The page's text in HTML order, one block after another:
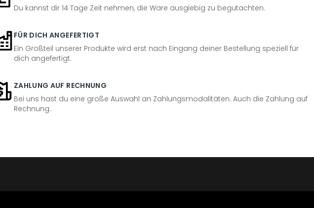
Du kannst dir 14 Tage Zeit nehmen, die Ware ausgiebig zu begutachten.
FÜR DICH ANGEFERTIGT
Ein Großteil unserer Produkte wird erst nach Eingang deiner Bestellung speziell für
dich angefertigt.
ZAHLUNG AUF RECHNUNG
Bei uns hast du eine große Auswahl an Zahlungsmodalitäten. Auch die Zahlung auf
Rechnung.